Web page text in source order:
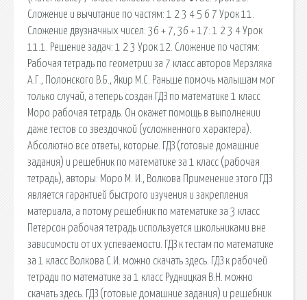
Сложение и вычитание по частям: 1 2 3 4 5 6 7 Урок 11.
Сложение двузначных чисел: 36 + 7, 36 + 17: 1 2 3 4 Урок
11.1. Решение задач: 1 2 3 Урок 12. Сложение по частям:
Рабочая тетрадь по геометрии за 7 класс авторов Мерзляка
А.Г., Полонского В.Б., Якир М.С. Раньше помочь малышам мог
только случай, а теперь создан ГДЗ по математике 1 класс
Моро рабочая тетрадь. Он окажет помощь в выполнении
даже тестов со звездочкой (усложненного характера).
Абсолютно все ответы, которые. ГДЗ (готовые домашние
задания) и решебник по математике за 1 класс (рабочая
тетрадь), авторы: Моро М. И., Волкова Применение этого ГДЗ
является гарантией быстрого изучения и закрепления
материала, а потому решебник по математике за 3 класс
Петерсон рабочая тетрадь используется школьниками вне
зависимости от их успеваемости. ГДЗ к тестам по математике
за 1 класс Волкова С.И. можно скачать здесь. ГДЗ к рабочей
тетради по математике за 1 класс Рудницкая В.Н. можно
скачать здесь. ГДЗ (готовые домашние задания) и решебник